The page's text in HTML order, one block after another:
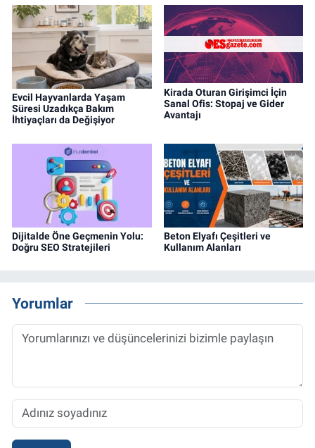
Evcil Hayvanlarda Yaşam
Süresi Uzadıkça Bakım
İhtiyaçları da Değişiyor
Kirada Oturan Girişimci İçin
Sanal Ofis: Stopaj ve Gider
Avantajı
Dijitalde Öne Geçmenin Yolu:
Doğru SEO Stratejileri
Beton Elyafı Çeşitleri ve
Kullanım Alanları
Yorumlar